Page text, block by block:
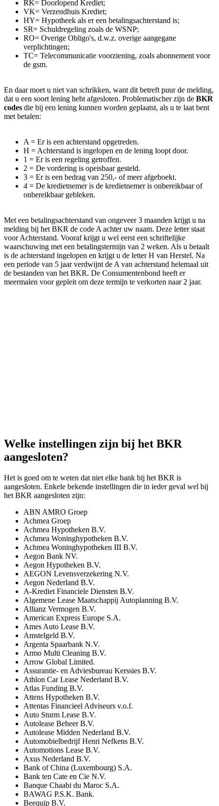
RK= Doorlopend Krediet;
VK= Verzendhuis Krediet;
HY= Hypotheek als er een betalingsachterstand is;
SR= Schuldregeling zoals de WSNP;
RO= Overige Obligo's, d.w.z. overige aangegane
verplichtingen;
TC= Telecommunicatie voorziening, zoals abonnement voor
de gsm.
En daar moet u niet van schrikken, want dit betreft puur de melding,
dat u een soort lening hebt afgesloten. Problematischer zijn de BKR
codes die bij een lening kunnen worden geplaatst, als u te laat bent
met betalen:
A = Er is een achterstand opgetreden.
H = Achterstand is ingelopen en de lening loopt door.
1 = Er is een regeling getroffen.
2 = De vordering is opeisbaar gesteld.
3 = Er is een bedrag van 250,- of meer afgeboekt.
4 = De kredietnemer is de kredietnemer is onbereikbaar of
onbereikbaar gebleken.
Met een betalingsachterstand van ongeveer 3 maanden krijgt u na
melding bij het BKR de code A achter uw naam. Deze letter staat
voor Achterstand. Vooraf krijgt u wel eerst een schriftelijke
waarschuwing met een betalingstermijn van 2 weken. Als u betaalt
is de achterstand ingelopen en krijgt u de letter H van Herstel. Na
een periode van 5 jaar verdwijnt de A van achterstand helemaal uit
de bestanden van het BKR. De Consumentenbond heeft er
meermalen voor gepleit om deze termijn te verkorten naar 2 jaar.
Welke instellingen zijn bij het BKR
aangesloten?
Het is goed om te weten dat niet elke bank bij het BKR is
aangesloten. Enkele bekende instellingen die in ieder geval wel bij
het BKR aangesloten zijn:
ABN AMRO Groep
Achmea Groep
Achmea Hypotheken B.V.
Achmea Woninghypotheken B.V.
Achmea Woninghypotheken III B.V.
Aegon Bank NV.
Aegon Hypotheken B.V.
AEGON Levensverzekering N.V.
Aegon Nederland B.V.
A-Krediet Financiele Diensten B.V.
Algemene Lease Maatschappij Autoplanning B.V.
Allianz Vermogen B.V.
American Express Europe S.A.
Ames Auto Lease B.V.
Amstelgeld B.V.
Argenta Spaarbank N.V.
Armo Multi Cleaning B.V.
Arrow Global Limited.
Assurantie- en Adviesbureau Kerssies B.V.
Athlon Car Lease Nederland B.V.
Atlas Funding B.V.
Attens Hypotheken B.V.
Attentas Financieel Adviseurs v.o.f.
Auto Sturm Lease B.V.
Autolease Beheer B.V.
Autolease Midden Nederland B.V.
Automobielbedrijf Henri Nefkens B.V.
Automotions Lease B.V.
Axus Nederland B.V.
Bank of China (Luxembourg) S.A.
Bank ten Cate en Cie N.V.
Banque Chaabi du Maroc S.A.
BAWAG P.S.K. Bank.
Beequip B.V.